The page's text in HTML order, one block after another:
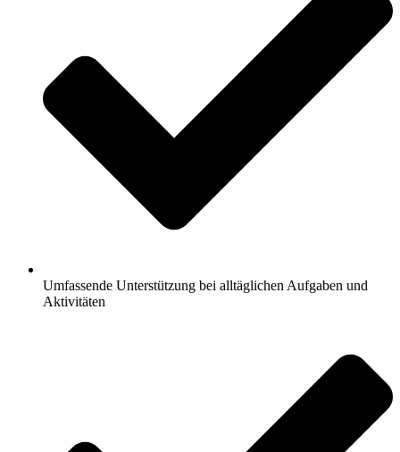
Umfassende Unterstützung bei alltäglichen Aufgaben und
Aktivitäten